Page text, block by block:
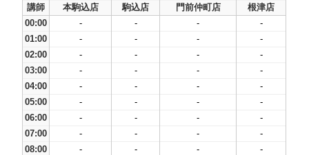
講師
本駒込店 駒込店 門前仲町店
根津店
00:00
- - -
-
01:00
- - -
-
02:00
- - -
-
03:00
- - -
-
04:00
- - -
-
05:00
- - -
-
06:00
- - -
-
07:00
- - -
-
08:00
- - -
-